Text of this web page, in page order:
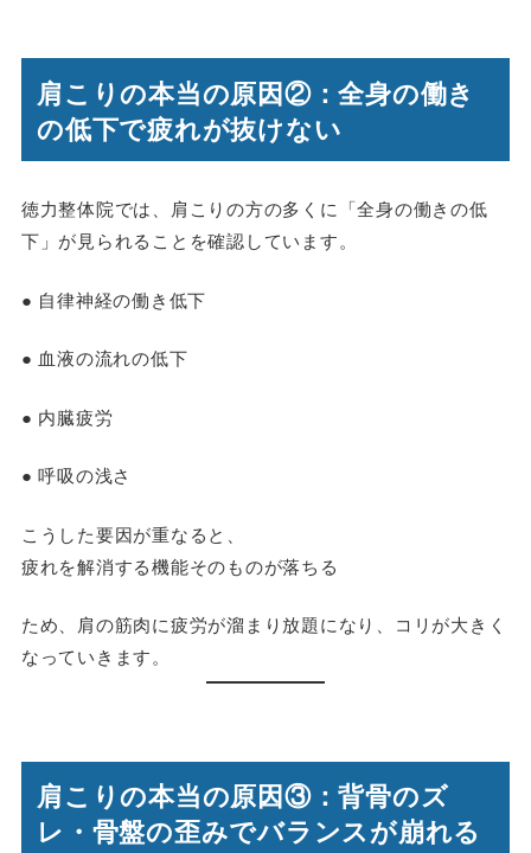
肩こりの本当の原因②：全身の働き
の低下で疲れが抜けない
徳力整体院では、肩こりの方の多くに 「全身の働きの低
下」 が見られることを確認しています。
● 自律神経の働き低下
● 血液の流れの低下
● 内臓疲労
● 呼吸の浅さ
こうした要因が重なると、
疲れを解消する機能そのものが落ちる
ため、肩の筋肉に疲労が溜まり放題になり、コリが大きく
なっていきます。
肩こりの本当の原因③：背骨のズ
レ・骨盤の歪みでバランスが崩れる